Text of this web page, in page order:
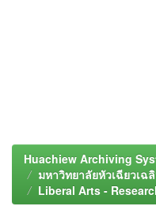
Huachiew Archiving
มหาวิทยาลัยหัวเฉียวเฉ
Liberal Arts -